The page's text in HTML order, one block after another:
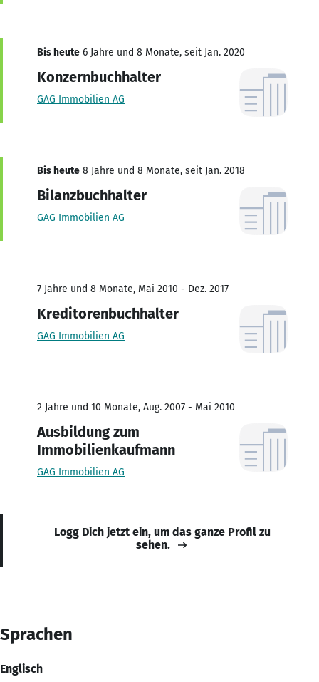
Bis heute 6 Jahre und 8 Monate, seit Jan. 2020
Konzernbuchhalter
GAG Immobilien AG
Bis heute 8 Jahre und 8 Monate, seit Jan. 2018
Bilanzbuchhalter
GAG Immobilien AG
7 Jahre und 8 Monate, Mai 2010 - Dez. 2017
Kreditorenbuchhalter
GAG Immobilien AG
2 Jahre und 10 Monate, Aug. 2007 - Mai 2010
Ausbildung zum
Immobilienkaufmann
GAG Immobilien AG
Logg Dich jetzt ein, um das ganze Profil zu
sehen.
Sprachen
Englisch